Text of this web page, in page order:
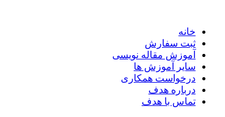
خانه
ثبت سفارش
آموزش مقاله نویسی
سایر آموزش ها
درخواست همکاری
درباره هدف
تماس با هدف